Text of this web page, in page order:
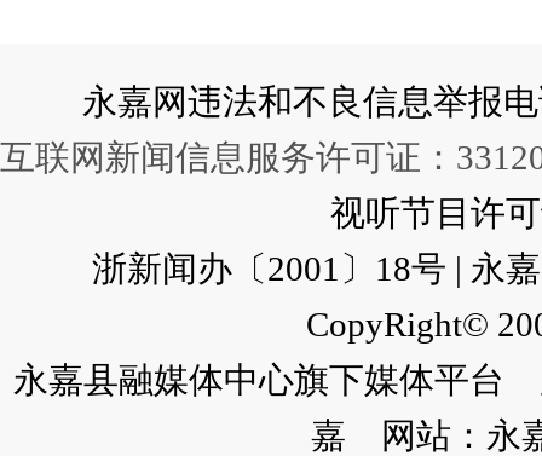
永嘉网违法和不良信息举报
互联网新闻信息服务许可证：
视听节目许
浙新闻办〔2001〕18号 | 永
CopyRight©
永嘉县融媒体中心旗下媒体平
嘉 网站：永